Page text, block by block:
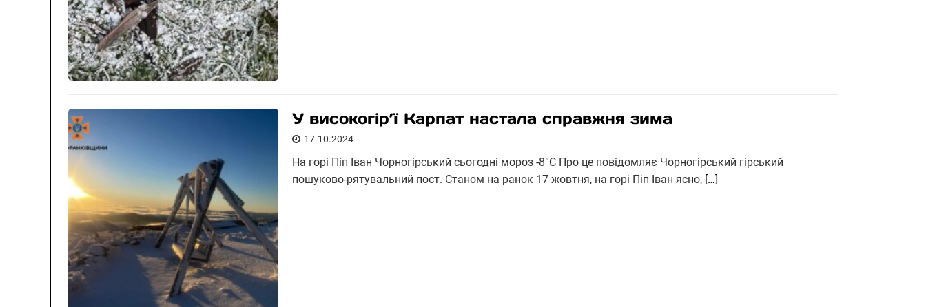
У високогір’ї Карпат настала справжня зима
17.10.2024
На горі Піп Іван Чорногірський сьогодні мороз -8°С Про це повідомляє Чорногірський гірський
пошуково-рятувальний пост. Станом на ранок 17 жовтня, на горі Піп Іван ясно, […]